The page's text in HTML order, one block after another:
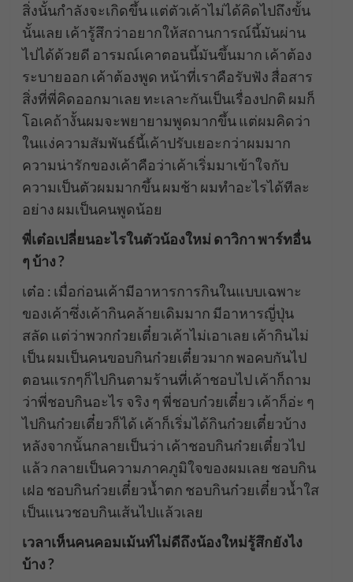
สิ่งนั้นกำลังจะเกิดขึ้น แต่ตัวเค้าไม่ได้คิดไปถึงขั้น
นั้นเลย เค้ารู้สึกว่าอยากให้สถานการณ์นี้มันผ่าน
ไปได้ด้วยดี อารมณ์เคาตอนนี้มันขึ้นมาก เค้าต้อง
ระบายออก เค้าต้องพูด หน้าที่เราคือรับฟัง สื่อสาร
สิ่งที่พี่คิดออกมาเลย ทะเลาะกันเป็นเรื่องปกติ ผมก็
โอเคถ้างั้นผมจะพยายามพูดมากขึ้น แต่ผมคิดว่า
ในแง่ความสัมพันธ์นี้เค้าปรับเยอะกว่าผมมาก
ความน่ารักของเค้าคือว่าเค้าเริ่มมาเข้าใจกับ
ความเป็นตัวผมมากขึ้น ผมช้า ผมทำอะไรได้ทีละ
อย่าง ผมเป็นคนพูดน้อย
พี่เต๋อเปลี่ยนอะไรในตัวน้องใหม่ ดาวิกา พาร์ทอื่น
ๆ บ้าง ?
เต๋อ : เมื่อก่อนเค้ามีอาหารการกินในแบบเฉพาะ
ของเค้าซึ่งเค้ากินคล้ายเดิมมาก มีอาหารญี่ปุ่น
สลัด แต่ว่าพวกก๋วยเตี๋ยวเค้าไม่เอาเลย เค้ากินไม่
เป็น ผมเป็นคนขอบกินก๋วยเตี๋ยวมาก พอคบกันไป
ตอนแรกๆก็ไปกินตามร้านที่เค้าชอบไป เค้าก็ถาม
ว่าพี่ชอบกินอะไร จริง ๆ พี่ชอบก๋วยเตี๋ยว เค้าก็อ่ะ ๆ
ไปกินก๋วยเตี๋ยวก็ได้ เค้าก็เริ่มได้กินก๋วยเตี๋ยวบ้าง
หลังจากนั้นกลายเป็นว่า เค้าชอบกินก๋วยเตี๋ยวไป
แล้ว กลายเป็นความภาคภูมิใจของผมเลย ชอบกิน
เฝอ ชอบกินก๋วยเตี๋ยวน้ำตก ชอบกินก๋วยเตี๋ยวน้ำใส
เป็นแนวชอบกินเส้นไปแล้วเลย
เวลาเห็นคนคอมเม้นท์ไม่ดีถึงน้องใหม่รู้สึกยังไง
บ้าง ?